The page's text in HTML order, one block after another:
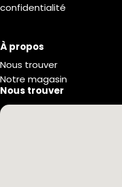
confidentialité
À propos
Nous trouver
Notre magasin
Nous trouver